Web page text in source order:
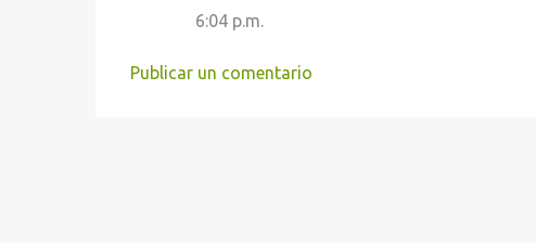
s
6:04 p.m.
Publicar un comentario